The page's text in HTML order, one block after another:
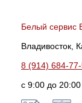
Белый сервис
Владивосток,
8 (914) 684-
с 9:00 до 20:00